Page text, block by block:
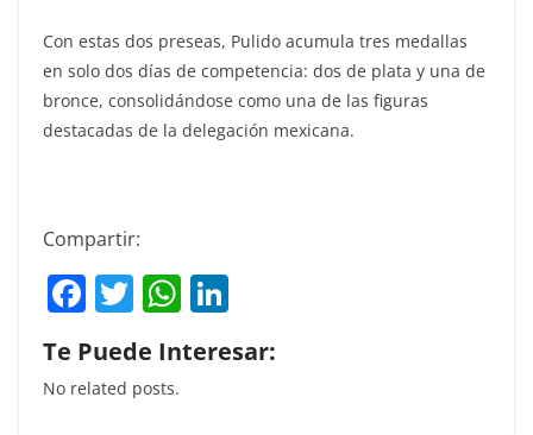
Con estas dos preseas, Pulido acumula tres medallas
en solo dos días de competencia: dos de plata y una de
bronce, consolidándose como una de las figuras
destacadas de la delegación mexicana.
Compartir:
F
a
c
e
T
w
itt
er
W
h
at k
Te Puede Interesar:
No related posts.